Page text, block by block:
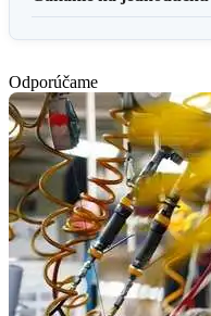
Odporúčame